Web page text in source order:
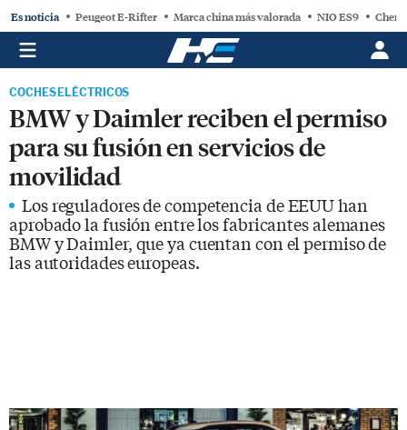
Es noticia Peugeot E-Rifter Marca china más valorada NIO ES9 Chery
COCHES ELÉCTRICOS
BMW y Daimler reciben el permiso
para su fusión en servicios de
movilidad
Los reguladores de competencia de EEUU han
aprobado la fusión entre los fabricantes alemanes
BMW y Daimler, que ya cuentan con el permiso de
las autoridades europeas.